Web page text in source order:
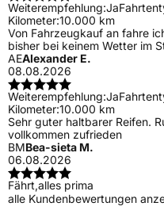
Weiterempfehlung:Ja
Kilometer:10.000 km
Von Fahrzeugkauf an fahre
bisher bei keinem Wetter im
AEAlexander E.
08.08.2026
Weiterempfehlung:Ja
Kilometer:10.000 km
Sehr guter haltbarer Reifen.
vollkommen zufrieden
BMBea-sieta M.
06.08.2026
Fährt,alles prima
alle Kundenbewertungen